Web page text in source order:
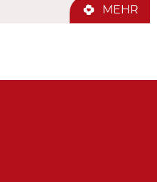
MEHR